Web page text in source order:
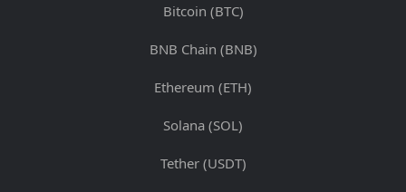
Bitcoin (BTC)
BNB Chain (BNB)
Ethereum (ETH)
Solana (SOL)
Tether (USDT)